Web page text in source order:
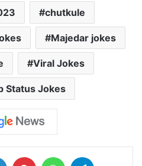
chutkule
Majedar jokes
Viral Jokes
Status Jokes
LinkedIn PinterestWhatsApp